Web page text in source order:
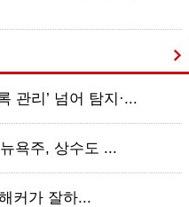
관리’ 넘어 탐지·...
욕주, 상수도 ...
커가 잘하...